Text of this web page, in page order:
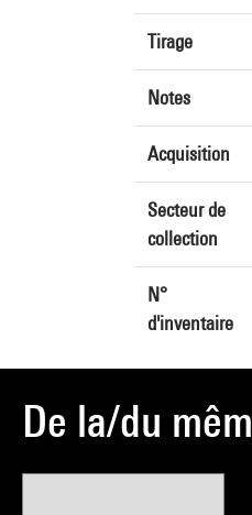
Tirage
Notes
Acquisition
Secteur de
collection
N°
d'inventaire
De la/du